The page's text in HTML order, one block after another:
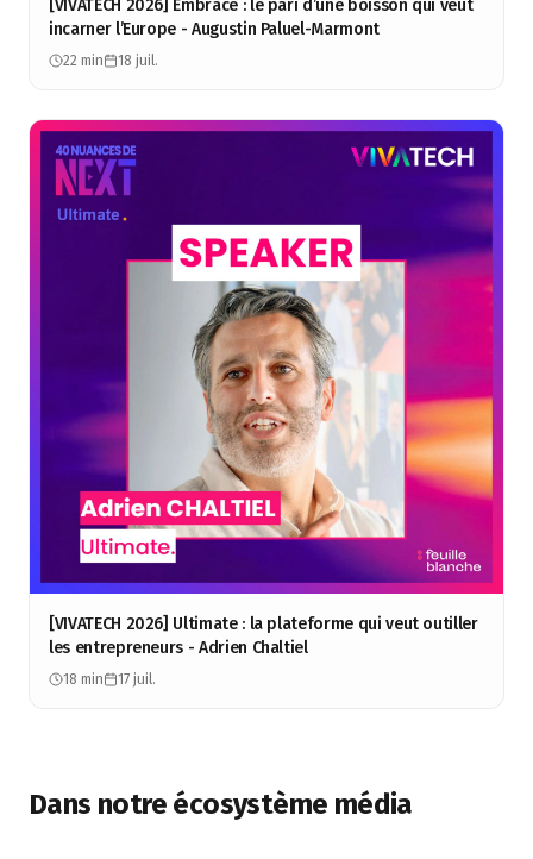
[VIVATECH 2026] Embrace : le pari d’une boisson qui veut
incarner l’Europe - Augustin Paluel-Marmont
22 min 18 juil.
[VIVATECH 2026] Ultimate : la plateforme qui veut outiller
les entrepreneurs - Adrien Chaltiel
18 min 17 juil.
Dans notre écosystème média